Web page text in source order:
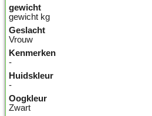
gewicht
gewicht kg
Geslacht
Vrouw
Kenmerken
-
Huidskleur
-
Oogkleur
Zwart